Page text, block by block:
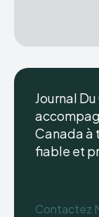
Journal
Canada à
fiable et
Contactez